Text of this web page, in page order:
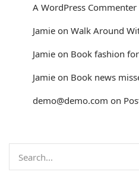
A WordPress Commenter
Jamie on Walk Around
Jamie on Book fashion
Jamie on Book news
demo@demo.com on